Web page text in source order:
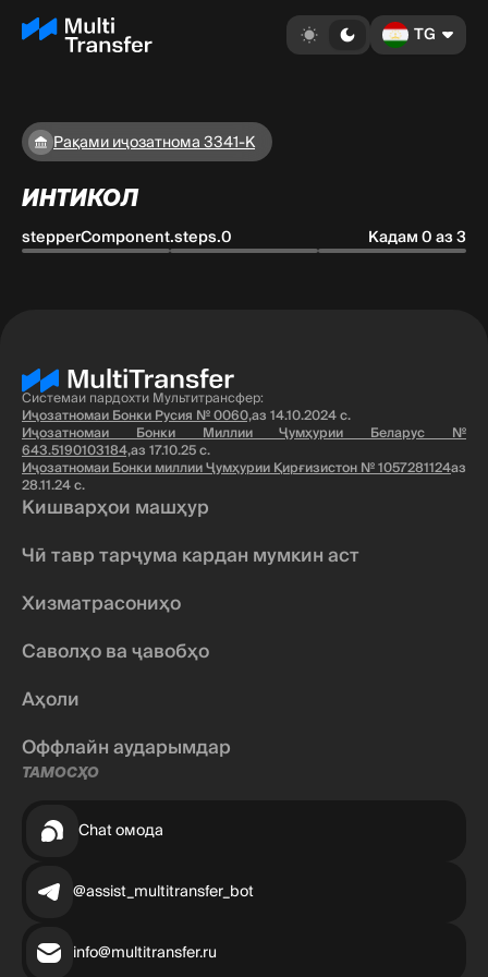
TG
Рақами иҷозатнома 3341-K
ИНТИКОЛ
stepperComponent.steps.0 Кадам 0 аз 3
Системаи пардохти Мультитрансфер:
Иҷозатномаи Бонки Русия № 0060,аз 14.10.2024 с.
Иҷозатномаи Бонки Миллии Ҷумҳурии Беларус №
643.5190103184,аз 17.10.25 с.
Иҷозатномаи Бонки миллии Ҷумҳурии Қирғизистон № 1057281124аз
28.11.24 с.
Кишварҳои машҳур
Чӣ тавр тарҷума кардан мумкин аст
Хизматрасониҳо
Саволҳо ва ҷавобҳо
Аҳоли
Оффлайн аударымдар
ТАМОСҲО
Chat омода
@assist_multitransfer_bot
info@multitransfer.ru